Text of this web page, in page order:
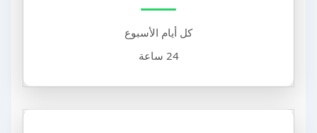
كل أيام الأسبوع
24 ساعة